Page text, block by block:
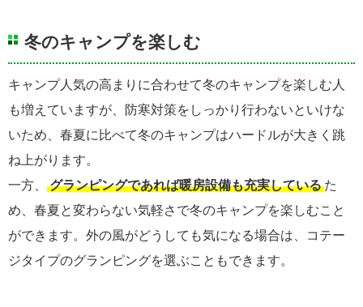
冬のキャンプを楽しむ
キャンプ人気の高まりに合わせて冬のキャンプを楽しむ人
も増えていますが、防寒対策をしっかり行わないといけな
いため、春夏に比べて冬のキャンプはハードルが大きく跳
ね上がります。
一方、
グランピングであれば暖房設備も充実している た
め、春夏と変わらない気軽さで冬のキャンプを楽しむこと
ができます。外の風がどうしても気になる場合は、コテー
ジタイプのグランピングを選ぶこともできます。